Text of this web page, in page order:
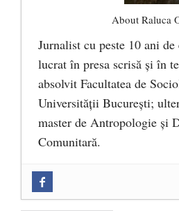
About Raluca
Jurnalist cu peste 10 ani
lucrat în presa scrisă și în
absolvit Facultatea de
Universității București;
master de Antropologie și
Comunitară.
Mănăstirea „Sfânta